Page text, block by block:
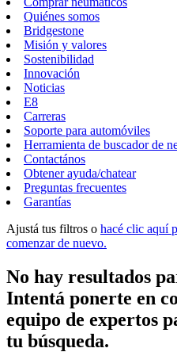
Quiénes somos
Bridgestone
Misión y valores
Sostenibilidad
Innovación
Noticias
E8
Carreras
Soporte para automóviles
Herramienta de buscador de
Contactános
Obtener ayuda/chatear
Preguntas frecuentes
Garantías
Ajustá tus filtros o hacé clic aquí
comenzar de nuevo.
No hay resultados
Intentá ponerte en
equipo de expertos
tu búsqueda.